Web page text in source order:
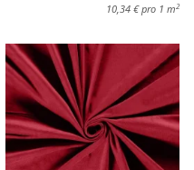
10,34 € pro 1 m 2